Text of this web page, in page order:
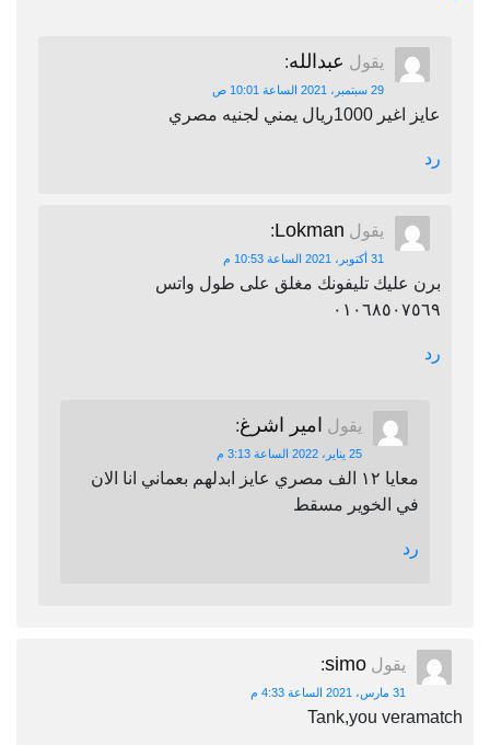
يقول عبدالله:
29 سبتمبر، 2021 الساعة 10:01 ص
عايز اغير 1000ريال يمني لجنيه مصري
رد
يقول Lokman
:
31 أكتوبر، 2021 الساعة 10:53 م
برن عليك تليفونك مغلق على طول واتس
٠١٠٦٨٥٠٧٥٦٩
رد
يقول امير اشرغ:
25 يناير، 2022 الساعة 3:13 م
معايا ١٢ الف مصري عايز ابدلهم بعماني انا الان
في الخوير مسقط
رد
يقول simo
:
31 مارس، 2021 الساعة 4:33 م
Tank,you veramatch